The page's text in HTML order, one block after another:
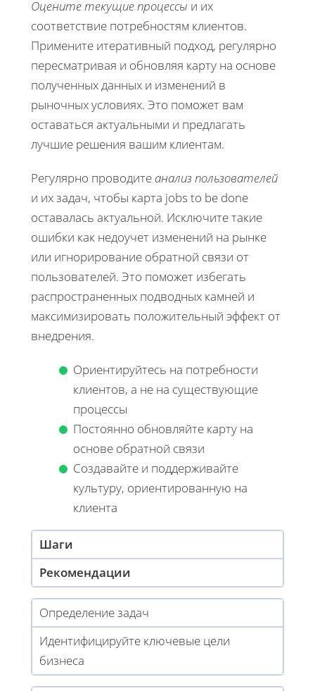
Оцените текущие процессы и их
соответствие потребностям клиентов.
Примените итеративный подход, регулярно
пересматривая и обновляя карту на основе
полученных данных и изменений в
рыночных условиях. Это поможет вам
оставаться актуальными и предлагать
лучшие решения вашим клиентам.
Регулярно проводите анализ пользователей
и их задач, чтобы карта jobs to be done
оставалась актуальной. Исключите такие
ошибки как недоучет изменений на рынке
или игнорирование обратной связи от
пользователей. Это поможет избегать
распространенных подводных камней и
максимизировать положительный эффект от
внедрения.
Ориентируйтесь на потребности
клиентов, а не на существующие
процессы
Постоянно обновляйте карту на
основе обратной связи
Создавайте и поддерживайте
культуру, ориентированную на
клиента
Шаги
Рекомендации
Определение задач
Идентифицируйте ключевые цели
бизнеса